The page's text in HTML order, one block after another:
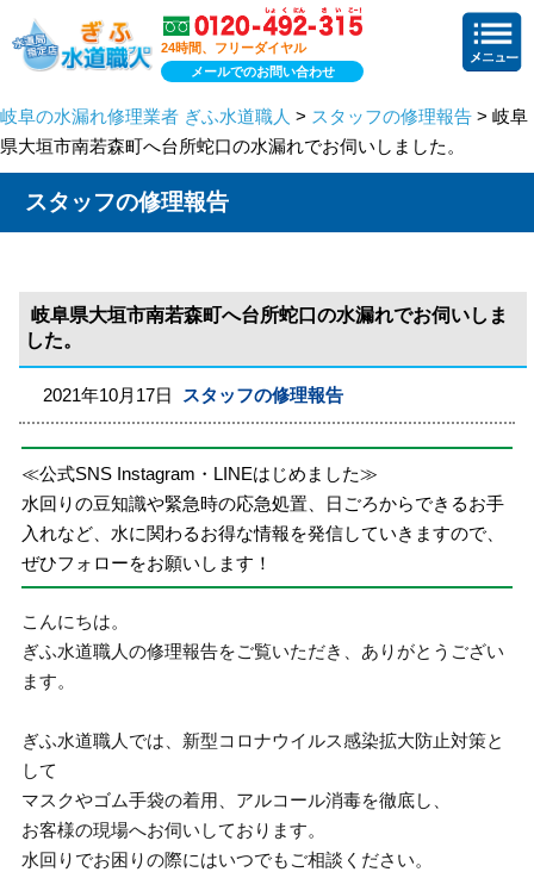
24時間、フリーダイヤル
メールでのお問い合わせ
岐阜の水漏れ修理業者 ぎふ水道職人 > スタッフの修理報告 > 岐阜
県大垣市南若森町へ台所蛇口の水漏れでお伺いしました。
スタッフの修理報告
岐阜県大垣市南若森町へ台所蛇口の水漏れでお伺いしま
した。
2021年10月17日 スタッフの修理報告
≪公式SNS Instagram・LINEはじめました≫
水回りの豆知識や緊急時の応急処置、日ごろからできるお手
入れなど、水に関わるお得な情報を発信していきますので、
ぜひフォローをお願いします！
こんにちは。
ぎふ水道職人の修理報告をご覧いただき、ありがとうござい
ます。
ぎふ水道職人では、新型コロナウイルス感染拡大防止対策と
して
マスクやゴム手袋の着用、アルコール消毒を徹底し、
お客様の現場へお伺いしております。
水回りでお困りの際にはいつでもご相談ください。